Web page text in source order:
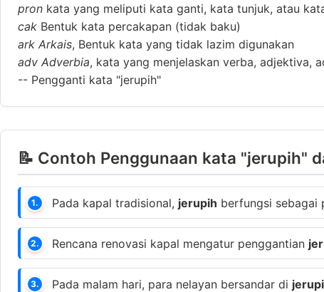
pron kata yang meliputi kata ganti, kata tunjuk, atau
cak Bentuk kata percakapan (tidak baku)
ark Arkais, Bentuk kata yang tidak lazim digunakan
adv Adverbia, kata yang menjelaskan verba, adjektiva,
-- Pengganti kata "jerupih"
📝 Contoh Penggunaan kata "jerupih"
1. Pada kapal tradisional, jerupih berfungsi sebagai
2. Rencana renovasi kapal mengatur penggantian
3. Pada malam hari, para nelayan bersandar di